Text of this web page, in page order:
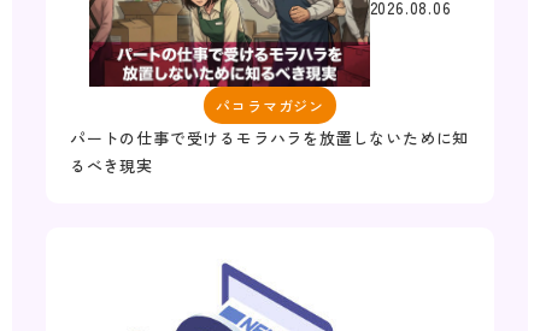
2026.08.06
パコラマガジン
パートの仕事で受けるモラハラを放置しないために知
るべき現実